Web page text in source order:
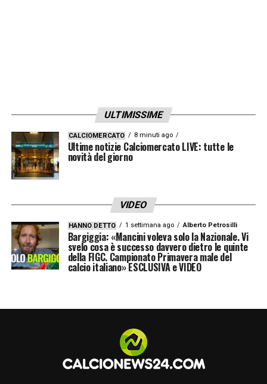
ULTIMISSIME
CALCIOMERCATO 8 minuti ago
Ultime notizie Calciomercato LIVE: tutte le
novità del giorno
VIDEO
HANNO DETTO 1 settimana ago Alberto Petrosilli
Bargiggia: «Mancini voleva solo la Nazionale. Vi
svelo cosa è successo davvero dietro le quinte
della FIGC. Campionato Primavera male del
calcio italiano» ESCLUSIVA e VIDEO